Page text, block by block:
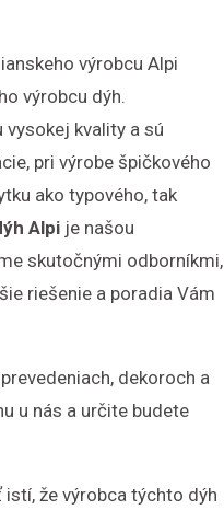
výrobcu Alpi
výrobcu dýh.
vysokej kvality a sú
pri výrobe špičkového
ako typového, tak
Alpi je našou
skutočnými odborníkmi,
riešenie a poradia Vám
dekoroch a
u nás a určite budete
istí, že výrobca týchto dýh